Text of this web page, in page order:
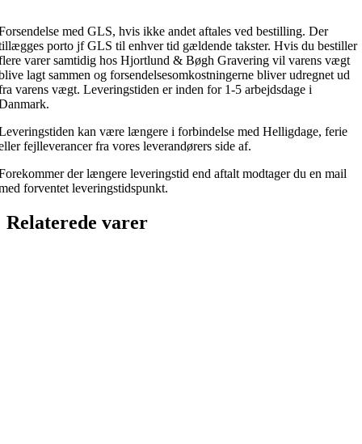
med GLS, hvis ikke andet aftales ved bestilling. Der
porto jf GLS til enhver tid gældende takster. Hvis du bestiller
varer samtidig hos Hjortlund & Bøgh Gravering vil varens vægt
lagt sammen og forsendelsesomkostningerne bliver udregnet ud
varens vægt. Leveringstiden er inden for 1-5 arbejdsdage i
kan være længere i forbindelse med Helligdage, ferie
fejlleverancer fra vores leverandørers side af.
der længere leveringstid end aftalt modtager du en mail
forventet leveringstidspunkt.
Relaterede varer